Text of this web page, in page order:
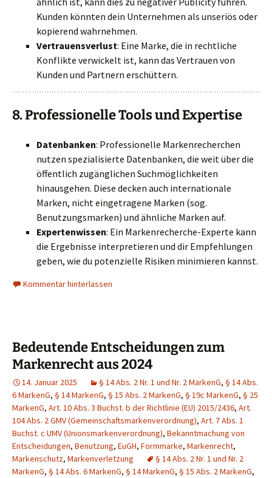
Kunden könnten dein Unternehmen als unseriös oder
kopierend wahrnehmen.
Vertrauensverlust: Eine Marke, die in rechtliche
Konflikte verwickelt ist, kann das Vertrauen von
Kunden und Partnern erschüttern.
8.Professionelle Tools und Expertise
Datenbanken: Professionelle Markenrecherchen
nutzen spezialisierte Datenbanken, die weit über die
öffentlich zugänglichen Suchmöglichkeiten
hinausgehen. Diese decken auch internationale
Marken, nicht eingetragene Marken (sog.
Benutzungsmarken) und ähnliche Marken auf.
Expertenwissen: Ein Markenrecherche-Experte kann
die Ergebnisse interpretieren und dir Empfehlungen
geben, wie du potenzielle Risiken minimieren kannst.
Kommentar hinterlassen
Bedeutende Entscheidungen zum
Markenrecht aus 2024
14. Januar 2025 § 14 Abs. 2 Nr. 1 und Nr. 2 MarkenG, § 14 Abs.
6 MarkenG, § 14 MarkenG, § 15 Abs. 2 MarkenG, § 19c MarkenG, § 25
MarkenG, Art. 10 Abs. 3 Buchst. b der Richtlinie (EU) 2015/2436, Art.
104 Abs. 2 GMV (Gemeinschaftsmarkenverordnung), Art. 7 Abs. 1
Buchst. c UMV (Unionsmarkenverordnung), Bekanntmachung von
Entscheidungen, Benutzung, EuGH, Formmarke, Markenrecht,
Markenschutz, Markenverletzung
§ 14 Abs. 2 Nr. 1 und Nr. 2
MarkenG, § 14 Abs. 6 MarkenG, § 14 MarkenG, § 15 Abs. 2 MarkenG,